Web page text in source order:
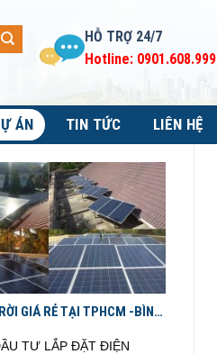
HỖ TRỢ 24/7
Hotline: 0901.608.999
ÁN TIN TỨC LIÊN HỆ
GIÁ RẺ TẠI TPHCM -BÌNH
NAI
TƯ LẮP ĐẶT ĐIỆN